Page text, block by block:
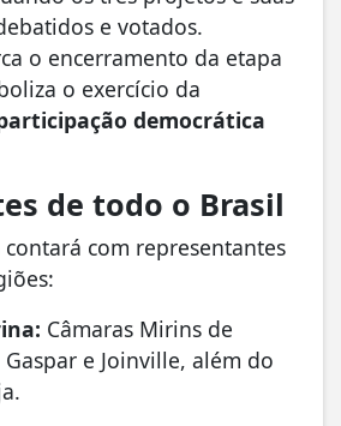
e votados.
o encerramento da etapa
o exercício da
democrática
de todo o Brasil
com representantes
Câmaras Mirins de
e Joinville, além do